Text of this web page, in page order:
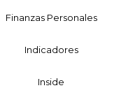
Finanzas Personales
Indicadores
Inside